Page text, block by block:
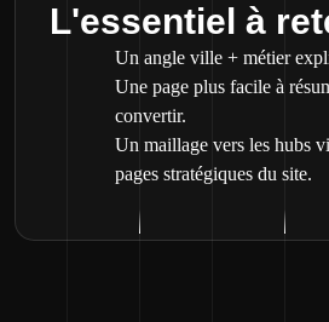
L'essentiel à
Un angle ville + métier
Une page plus facile à
convertir.
Un maillage vers les hubs
pages stratégiques du site.